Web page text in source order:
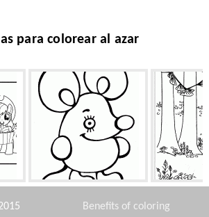
para colorear al azar
Pequeño ratón
Benefits of coloring